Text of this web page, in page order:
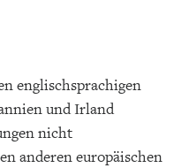
englischsprachigen
und Irland
nicht
anderen europäischen